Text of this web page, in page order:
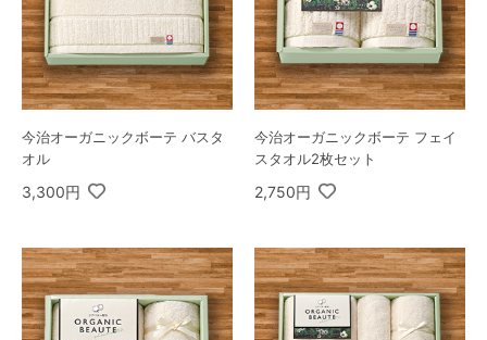
今治オーガニックボーテ バスタ
オル
3,300円
今治オーガニックボーテ フェイ
スタオル2枚セット
2,750円